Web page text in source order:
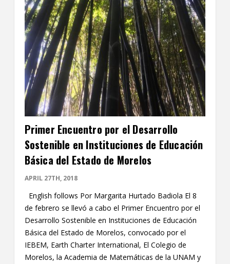
Primer Encuentro por el Desarrollo
Sostenible en Instituciones de Educación
Básica del Estado de Morelos
APRIL 27TH, 2018
English follows Por Margarita Hurtado Badiola El 8
de febrero se llevó a cabo el Primer Encuentro por el
Desarrollo Sostenible en Instituciones de Educación
Básica del Estado de Morelos, convocado por el
IEBEM, Earth Charter International, El Colegio de
Morelos, la Academia de Matemáticas de la UNAM y